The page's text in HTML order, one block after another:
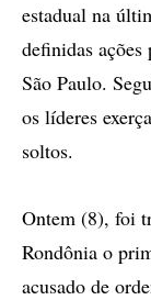
estadual na
definidas
São Paulo.
os líderes
soltos.
Ontem (8), foi
Rondônia o
acusado de